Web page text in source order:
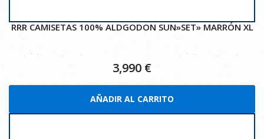
RRR CAMISETAS 100% ALDGODON SUN»SET» MARRÓN XL
3,990€
AÑADIR AL CARRITO